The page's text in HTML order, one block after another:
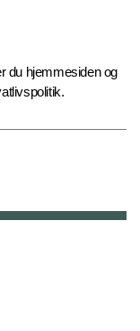
du hjemmesiden og